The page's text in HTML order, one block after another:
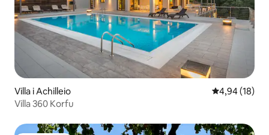
Villa i Achilleio 4,94 av 5 i
4,94 (18)
Villa 360 Korfu